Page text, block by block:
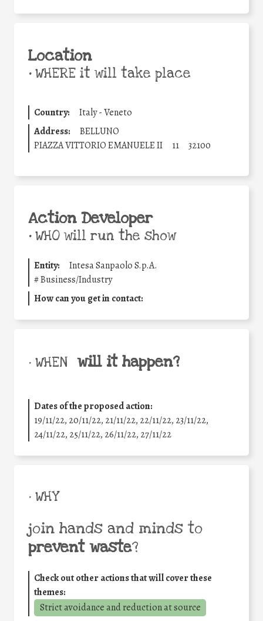
Location
•WHERE it will take place
Country:
Italy - Veneto
Address:
BELLUNO
PIAZZA VITTORIO EMANUELE II
11 32100
Action Developer
•WHO will run the show
Entity:
Intesa Sanpaolo S.p.A.
#Business/Industry
How can you get in contact:
• WHEN will it happen?
Dates of the proposed action:
19/11/22, 20/11/22, 21/11/22, 22/11/22, 23/11/22,
24/11/22, 25/11/22, 26/11/22, 27/11/22
• WHY
join hands and minds to
prevent waste?
Check out other actions that will cover these
themes:
Strict avoidance and reduction at source